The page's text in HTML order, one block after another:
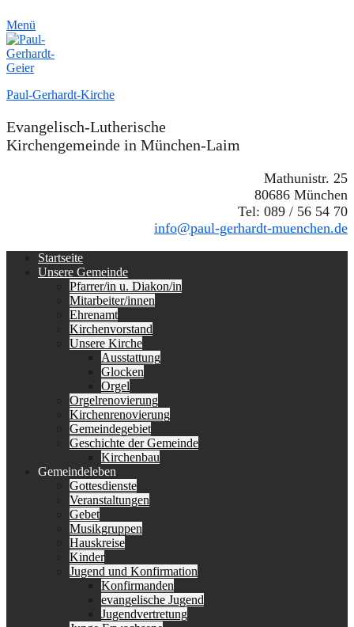
Menü
Paul-Gerhardt-Kirche
Evangelisch-Lutherische
Kirchengemeinde in München-Laim
Mathunistr. 25
80686 München
Tel: 089 / 56 54 70
info@paul-gerhardt-muenchen.de
Erstes
Menü
Startseite
Unsere Gemeinde
Pfarrer/in u. Diakon/in
Mitarbeiter/innen
Ehrenamt
Kirchenvorstand
Unsere Kirche
Ausstattung
Glocken
Orgel
Orgelrenovierung
Kirchenrenovierung
Gemeindegebiet
Geschichte der Gemeinde
Kirchenbau
Gemeindeleben
Gottesdienste
Veranstaltungen
Gebet
Musikgruppen
Hauskreise
Kinder
Jugend und Konfirmation
Konfirmanden
evangelische Jugend
Jugendvertretung